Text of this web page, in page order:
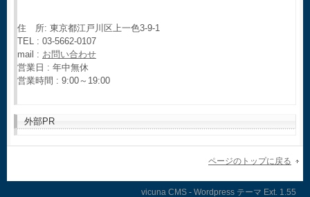
住 所: 東京都江戸川区上一色3-9-1
TEL : 03-5662-0107
mail : お問い合わせ
営業日 : 年中無休
営業時間 : 9:00～19:00
外部PR
ページのトップに戻る
vicuna CMS - Wordpress テーマ Ext.